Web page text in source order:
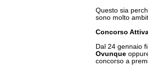
Questo sia
sono molto
Concorso
Dal 24 gennaio
Ovunque
concorso a